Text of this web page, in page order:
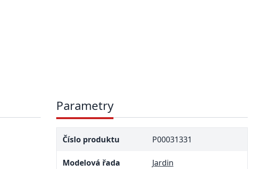
Parametry
Číslo produktu P00031331
Modelová řada Jardin